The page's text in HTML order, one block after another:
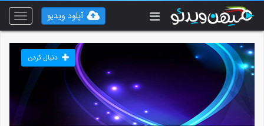
Toggle
آپلود ویدیو
دنبال کردن